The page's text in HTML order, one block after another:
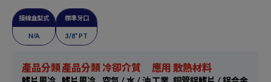
接線盒型式
N/A
標準牙口
3/8” PT
產品分類產品分類 冷卻介質 應用 散熱材料